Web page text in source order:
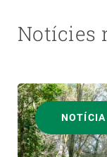
Notícies
NOTÍCIA